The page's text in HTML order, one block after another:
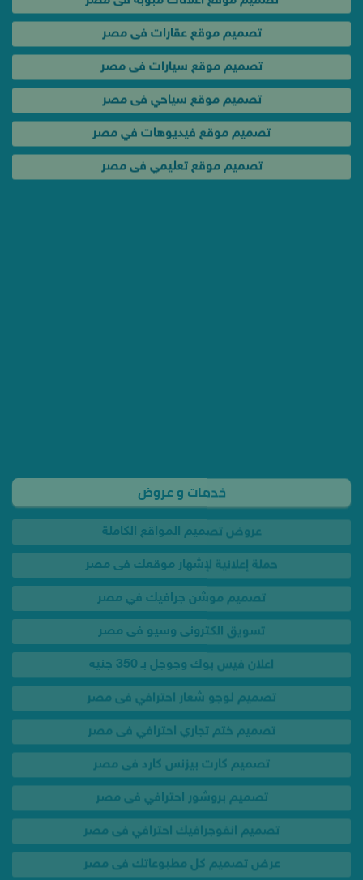
تصميم موقع عقارات فى مصر
تصميم موقع سيارات فى مصر
تصميم موقع سياحي فى مصر
تصميم موقع فيديوهات في مصر
تصميم موقع تعليمي فى مصر
حملة إعلانية لإشهار موقعك فى مصر
تصميم موشن جرافيك في مصر
تسويق الكترونى وسيو فى مصر
اعلان فيس بوك وجوجل بـ 350 جنيه
تصميم لوجو شعار احترافي فى مصر
تصميم ختم تجاري احترافي فى مصر
تصميم كارت بيزنس كارد فى مصر
تصميم بروشور احترافي فى مصر
تصميم انفوجرافيك احترافي فى مصر
عرض تصميم كل مطبوعاتك فى مصر